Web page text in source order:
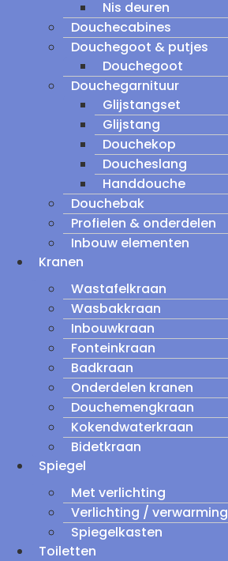
Nis deuren
Douchecabines
Douchegoot & putjes
Douchegoot
Douchegarnituur
Glijstangset
Glijstang
Douchekop
Doucheslang
Handdouche
Douchebak
Profielen & onderdelen
Inbouw elementen
Kranen
Wastafelkraan
Wasbakkraan
Inbouwkraan
Fonteinkraan
Badkraan
Onderdelen kranen
Douchemengkraan
Kokendwaterkraan
Bidetkraan
Spiegel
Met verlichting
Verlichting / verwarming
Spiegelkasten
Toiletten